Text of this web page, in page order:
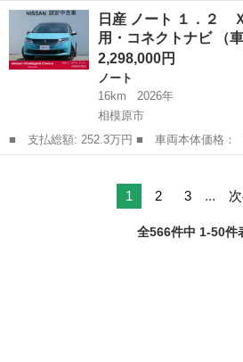
名： 日産 ■ 車種名： ノート ■ グレ
Ｘ 衝突被害軽減システム ナビ＆ＴＶ
1200cc ■...
神奈川 相模原市 ノート
日産 ノート １．２
用・コネクトナビ （
2,298,000円
ノート
16km
2026年
相模原市
■ 支払総額: 252.3万円 ■ 車両本体価格： 2,298,000 円 ■ メーカ
ー名： 日産 ■ 車種名： ノート ■ グ
1 2 3 ...
全566件中 1-50件